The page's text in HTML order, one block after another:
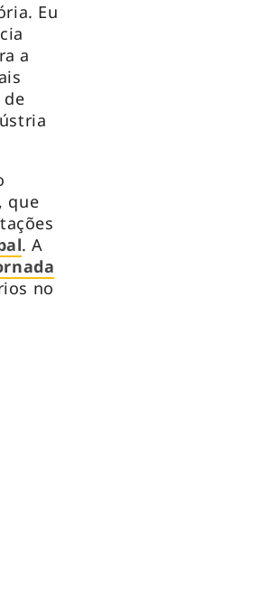
Eu
a
de
, que
. A
no